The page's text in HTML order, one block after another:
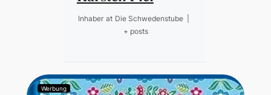
Inhaber at Die Schwedenstube
+ posts
Werbung